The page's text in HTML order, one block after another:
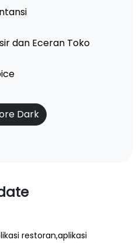
dan Eceran Toko
Dark
restoran,aplikasi